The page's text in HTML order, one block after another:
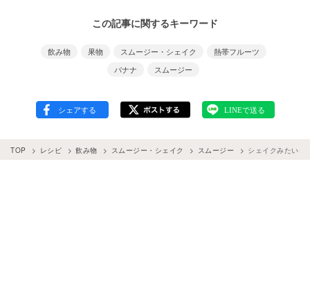
この記事に関するキーワード
飲み物 果物 スムージー・シェイク
熱帯フルーツ
バナナ
スムージー
TOP レシピ 飲み物 スムージー・シェイク スムージー シェイクみたいな